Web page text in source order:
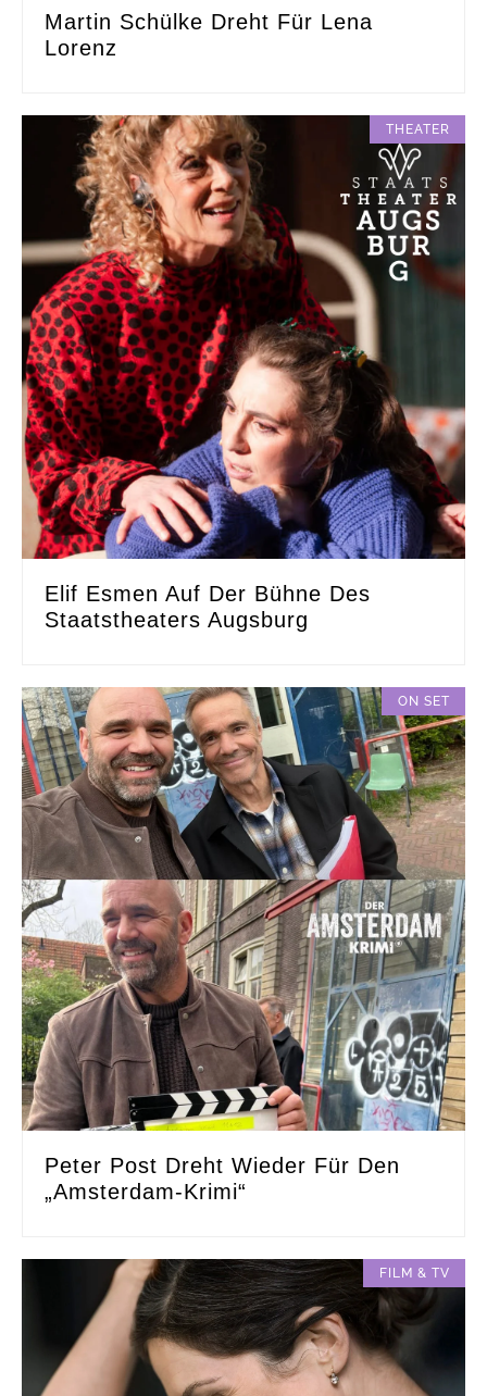
Martin Schülke Dreht Für Lena
Lorenz
THEATER
Elif Esmen Auf Der Bühne Des
Staatstheaters Augsburg
ON SET
Peter Post Dreht Wieder Für Den
„Amsterdam-Krimi“
FILM & TV